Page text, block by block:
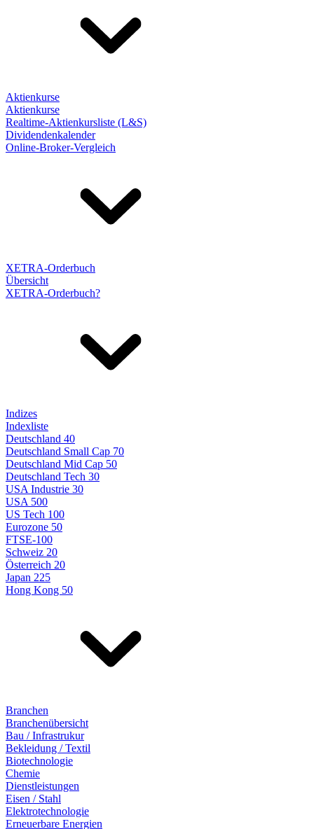
Aktienkurse
Aktienkurse
Realtime-Aktienkursliste (L&S)
Dividendenkalender
Online-Broker-Vergleich
XETRA-Orderbuch
Übersicht
XETRA-Orderbuch?
Indizes
Indexliste
Deutschland 40
Deutschland Small Cap 70
Deutschland Mid Cap 50
Deutschland Tech 30
USA Industrie 30
USA 500
US Tech 100
Eurozone 50
FTSE-100
Schweiz 20
Österreich 20
Japan 225
Hong Kong 50
Branchen
Branchenübersicht
Bau / Infrastrukur
Bekleidung / Textil
Biotechnologie
Chemie
Dienstleistungen
Eisen / Stahl
Elektrotechnologie
Erneuerbare Energien